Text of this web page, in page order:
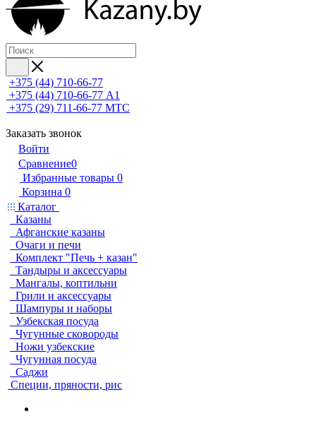
+375 (44) 710-66-77
+375 (44) 710-66-77 А1
+375 (29) 711-66-77 МТС
Заказать звонок
Войти
Сравнение0
Избранные товары 0
Корзина 0
Каталог
Казаны
Афганские казаны
Очаги и печи
Комплект "Печь + казан"
Тандыры и аксессуары
Мангалы, коптильни
Грили и аксессуары
Шампуры и наборы
Узбекская посуда
Чугунные сковороды
Ножи узбекские
Чугунная посуда
Саджи
Специи, пряности, рис